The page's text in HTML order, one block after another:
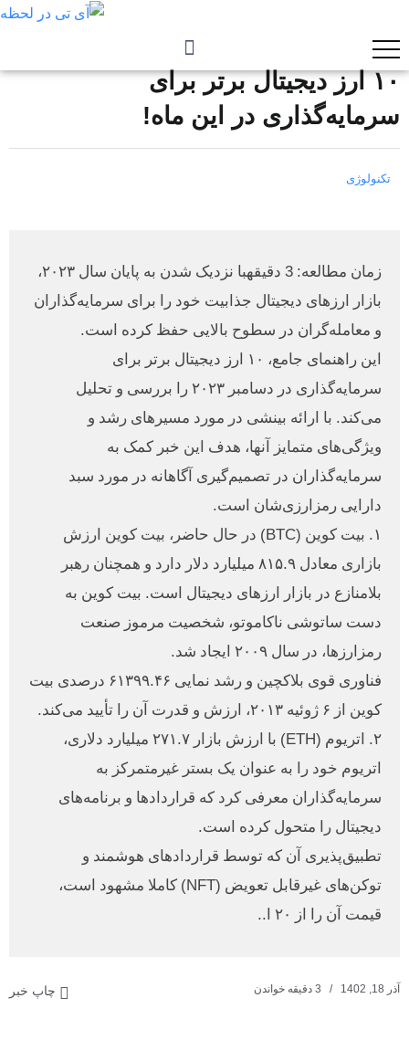
۱۰ ارز دیجیتال برتر برای
سرمایه‌گذاری در این ماه!
تکنولوژی
زمان مطالعه: 3 دقیقهبا نزدیک شدن به پایان سال ۲۰۲۳،
بازار ارزهای دیجیتال جذابیت خود را برای سرمایه‌گذاران
و معامله‌گران در سطوح بالایی حفظ کرده است.
این راهنمای جامع، ۱۰ ارز دیجیتال برتر برای
سرمایه‌گذاری در دسامبر ۲۰۲۳ را بررسی و تحلیل
می‌کند. با ارائه بینشی در مورد مسیرهای رشد و
ویژگی‌های متمایز آنها، هدف این خبر کمک به
سرمایه‌گذاران در تصمیم‌گیری آگاهانه در مورد سبد
دارایی رمزارزی‌شان است.
۱. بیت کوین (BTC) در حال حاضر، بیت کوین ارزش
بازاری معادل ۸۱۵.۹ میلیارد دلار دارد و همچنان رهبر
بلامنازع در بازار ارزهای دیجیتال است. بیت کوین به
دست ساتوشی ناکاموتو، شخصیت مرموز صنعت
رمزارزها، در سال ۲۰۰۹ ایجاد شد.
فناوری قوی بلاکچین و رشد نمایی ۶۱۳۹۹.۴۶ درصدی بیت
کوین از ۶ ژوئیه ۲۰۱۳، ارزش و قدرت آن را تأیید می‌کند.
۲. اتریوم (ETH) با ارزش بازار ۲۷۱.۷ میلیارد دلاری،
اتریوم خود را به عنوان یک بستر غیرمتمرکز به
سرمایه‌گذاران معرفی کرد که قراردادها و برنامه‌های
دیجیتال را متحول کرده است.
تطبیق‌پذیری آن که توسط قراردادهای هوشمند و
توکن‌های غیرقابل تعویض (NFT) کاملا مشهود است،
قیمت آن را از ۲۰ ا..
آذر 18, 1402 چاپ خبر